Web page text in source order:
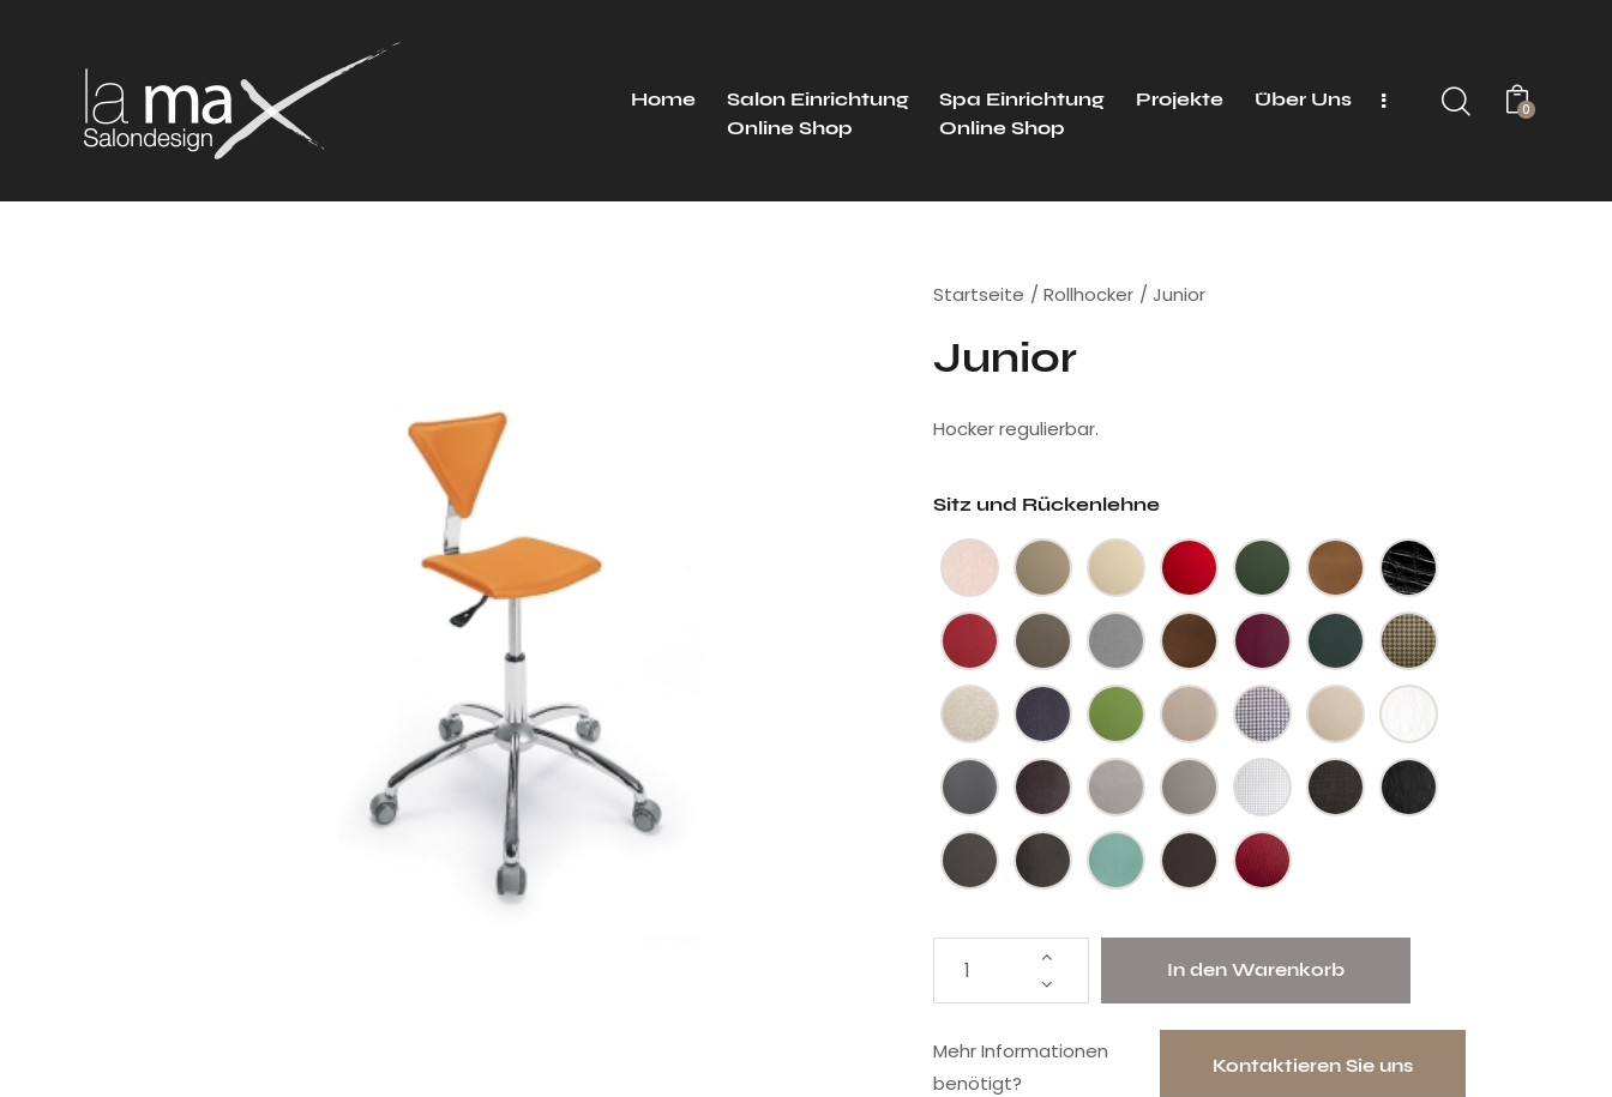
Home
Salon Einrichtung
Online Shop
Spa Einrichtung
Online Shop
Projekte Über Uns 0
Startseite Rollhocker Junior
Junior
Hocker regulierbar.
Sitz und Rückenlehne
In den Warenkorb
Mehr Informationen
benötigt?
Kontaktieren Sie uns